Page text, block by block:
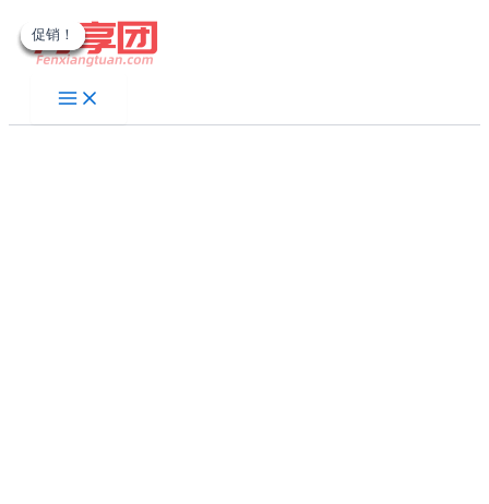
至
促销！
促销！
促销！
促销！
促销！